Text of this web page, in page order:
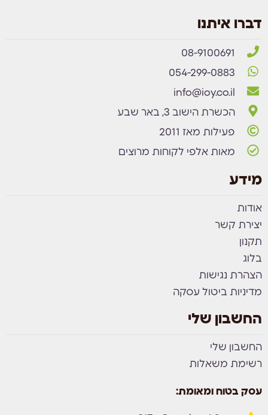
דברו איתנו
08-9100691
054-299-0883
info@ioy.co.il
הכשרת הישוב 3, באר שבע
פעילות מאז 2011
מאות אלפי לקוחות מרוצים
מידע
אודות
יצירת קשר
תקנון
בלוג
הצהרת נגישות
מדיניות ביטול עסקה
החשבון שלי
החשבון שלי
רשימת משאלות
עסק בטוח ומאומת: